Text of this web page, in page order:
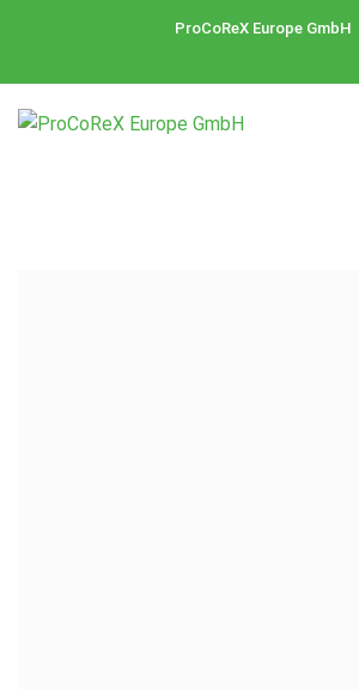
ProCoReX Europe GmbH